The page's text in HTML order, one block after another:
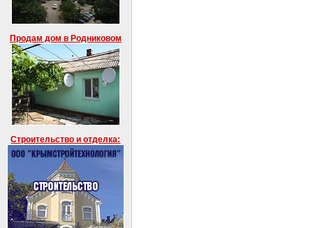
Продам дом в Родниковом
Строительство и отделка: